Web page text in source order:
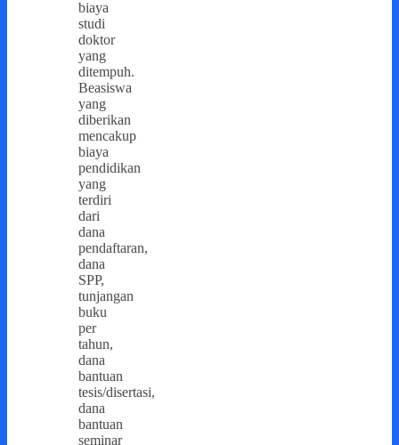
biaya
studi
doktor
yang
ditempuh.
Beasiswa
yang
diberikan
mencakup
biaya
pendidikan
yang
terdiri
dari
dana
pendaftaran,
dana
SPP,
tunjangan
buku
per
tahun,
dana
bantuan
tesis/disertasi,
dana
bantuan
seminar